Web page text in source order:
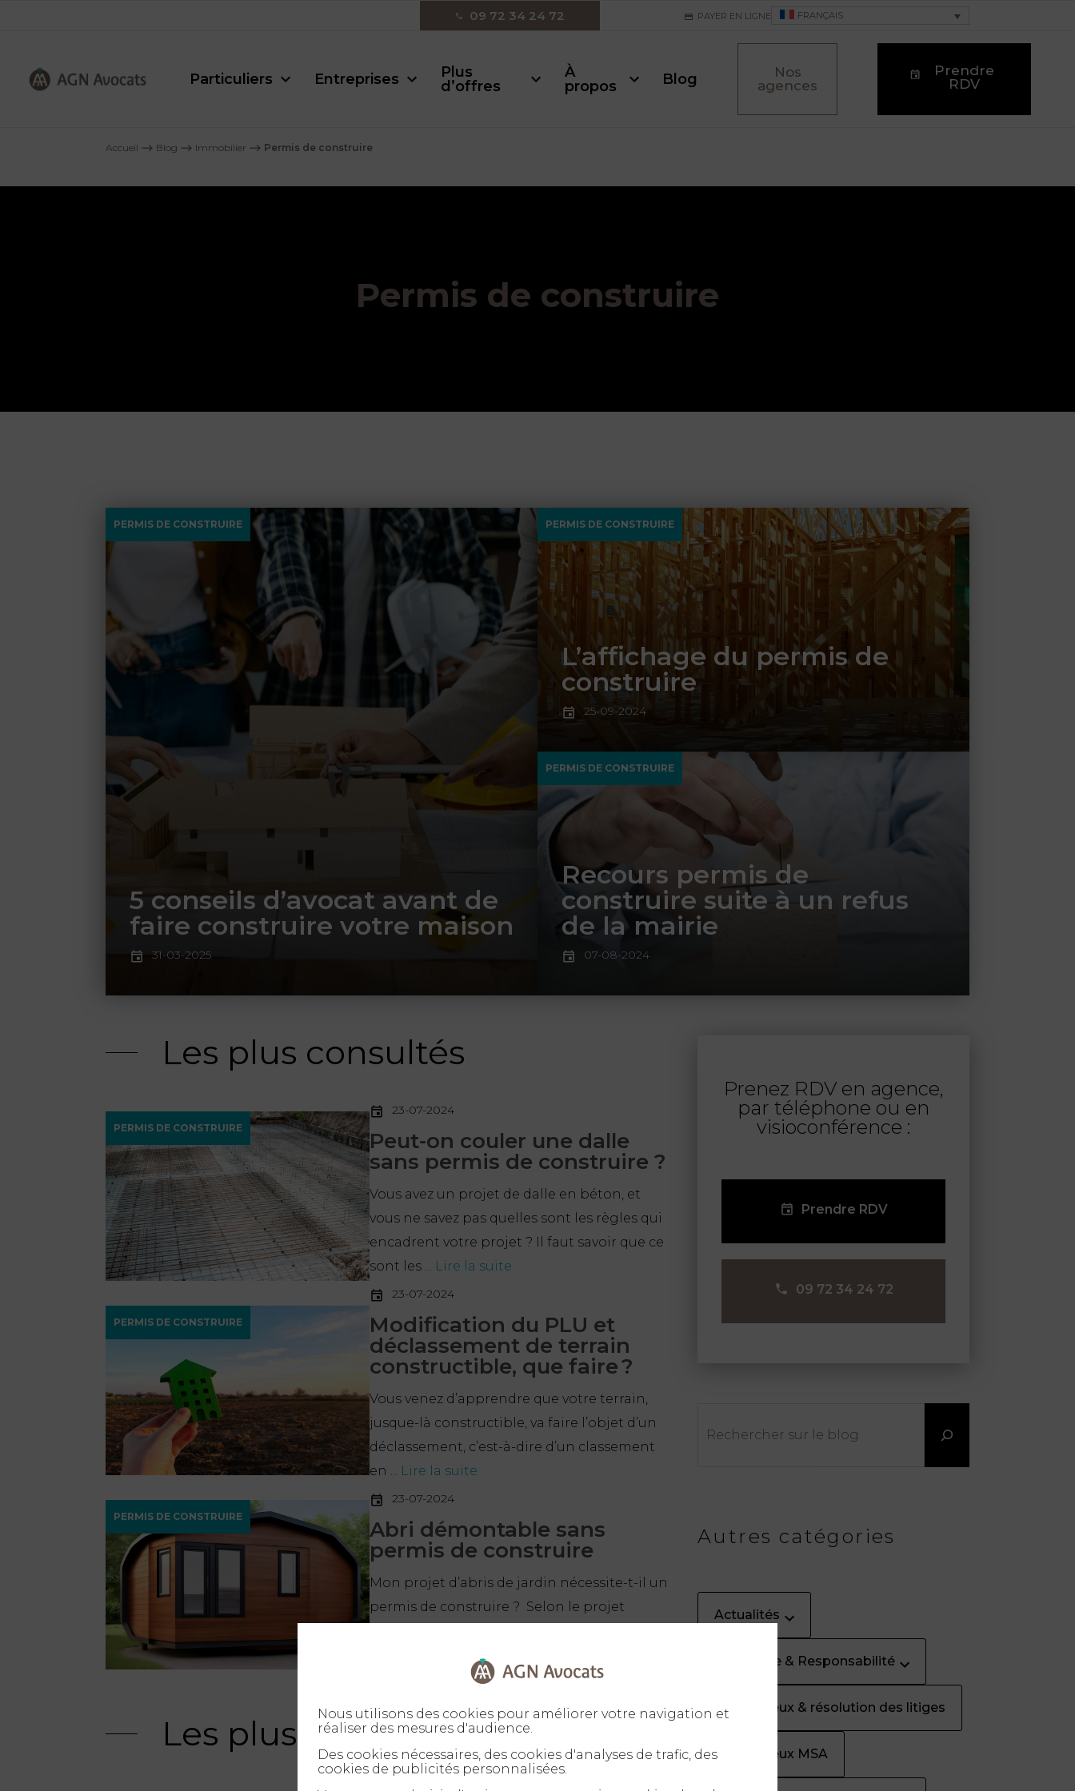
09 72 34 24 72 PAYER EN LIGNE FRANÇAIS
Particuliers Entreprises
Plus
d’offres
À
propos
Blog
Nos
agences
Prendre
RDV
Accueil ⟶ Blog ⟶ Immobilier ⟶ Permis de construire
Permis de construire
PERMIS DE CONSTRUIRE
31-03-2025
5 conseils d’avocat avant de
faire construire votre maison
PERMIS DE CONSTRUIRE
25-09-2024
L’affichage du permis de
construire
PERMIS DE CONSTRUIRE
07-08-2024
Recours permis de
construire suite à un refus
de la mairie
Les plus consultés
PERMIS DE CONSTRUIRE
23-07-2024
Peut-on couler une dalle
sans permis de construire ?
Vous avez un projet de dalle en béton, et
vous ne savez pas quelles sont les règles qui
encadrent votre projet ? Il faut savoir que ce
sont les ... Lire la suite
PERMIS DE CONSTRUIRE
23-07-2024
Modification du PLU et
déclassement de terrain
constructible, que faire ?
Vous venez d’apprendre que votre terrain,
jusque-là constructible, va faire l’objet d’un
déclassement, c’est-à-dire d’un classement
en ... Lire la suite
PERMIS DE CONSTRUIRE
23-07-2024
Abri démontable sans
permis de construire
Mon projet d’abris de jardin nécessite-t-il un
permis de construire ? Selon le projet
d’entreprendre, il ...
Les plus récents
Prenez RDV en agence,
par téléphone ou en
visioconférence :
Prendre RDV
09 72 34 24 72
Autres catégories
Actualités
Assurance & Responsabilité
Contentieux & résolution des litiges
Contentieux MSA
Nous utilisons des cookies pour améliorer votre navigation et
réaliser des mesures d'audience.
Des cookies nécessaires, des cookies d'analyses de trafic, des
cookies de publicités personnalisées.